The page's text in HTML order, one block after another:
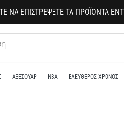
ΝΑ ΕΠΙΣΤΡΈΨΕΤΕ ΤΑ ΠΡΟΪΌΝΤΑ
ΑΞΕΣΟΥΑΡ NBA ΕΛΕΥΘΕΡΟΣ ΧΡΟΝΟΣ